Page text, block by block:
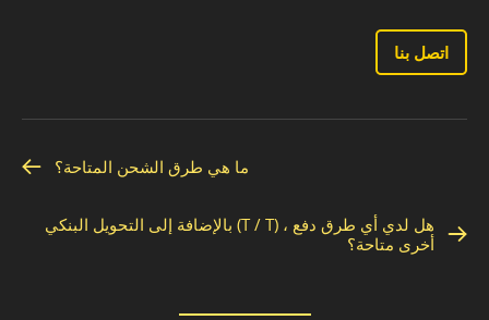
اتصل بنا
ما هي طرق الشحن المتاحة؟
بالإضافة إلى التحويل البنكي (T / T) ، هل لدي أي طرق دفع
أخرى متاحة؟